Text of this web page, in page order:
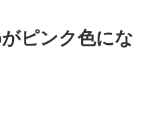
ピンク色にな